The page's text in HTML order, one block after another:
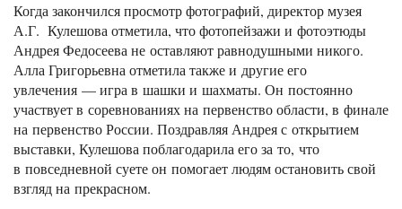
Когда закончился просмотр фотографий, директор музея
А.Г. Кулешова отметила, что фотопейзажи и фотоэтюды
Андрея Федосеева не оставляют равнодушными никого.
Алла Григорьевна отметила также и другие его
увлечения — игра в шашки и шахматы. Он постоянно
участвует в соревнованиях на первенство области, в финале
на первенство России. Поздравляя Андрея с открытием
выставки, Кулешова поблагодарила его за то, что
в повседневной суете он помогает людям остановить свой
взгляд на прекрасном.